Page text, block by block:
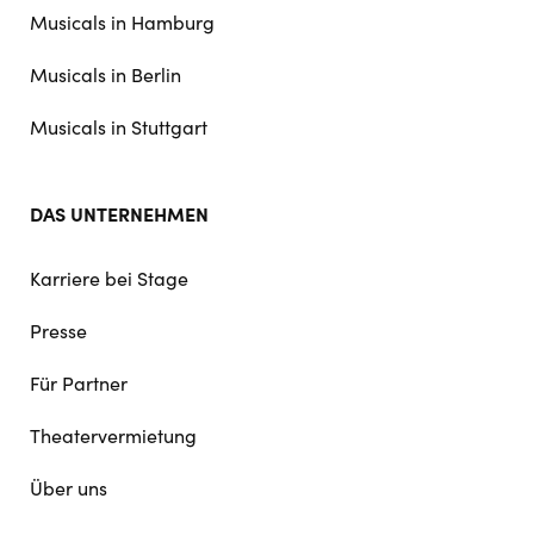
Musicals in Hamburg
Musicals in Berlin
Musicals in Stuttgart
DAS UNTERNEHMEN
Karriere bei Stage
Presse
Für Partner
Theatervermietung
Über uns